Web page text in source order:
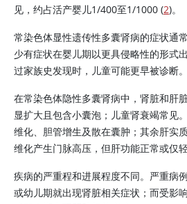
见，约占活产婴儿1/400至1/1000 (2)。
常染色体显性遗传性多囊肾病的症状通
少有症状在婴儿期以更具侵略性的形式
过家族史发现时，儿童可能更早被诊断。
在常染色体隐性多囊肾病中，肾脏和肝
显扩大且包含小囊泡；儿童肾衰竭常见
维化、胆管增生及散在囊肿；其余肝实
维化产生门脉高压，但肝功能正常或仅轻
疾病的严重程和进展程度不同。严重病
或幼儿期就出现肾脏相关症状；而受影